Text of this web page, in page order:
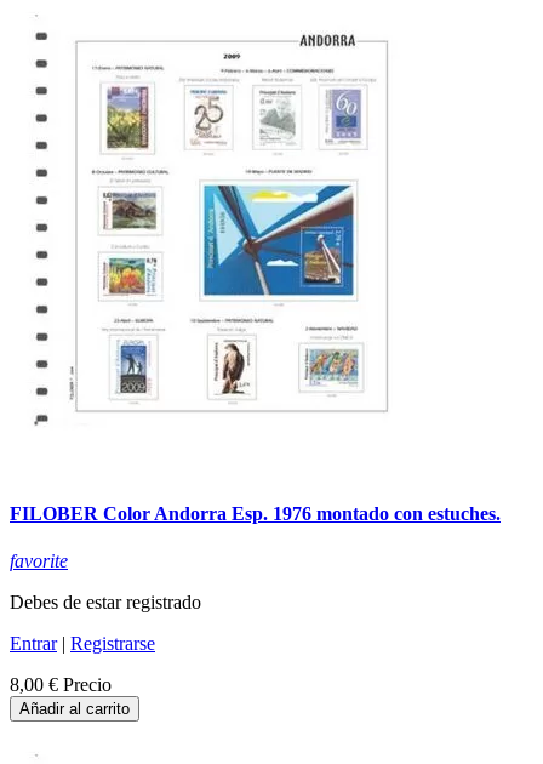
FILOBER Color Andorra Esp. 1976 montado con estuches.
favorite
Debes de estar registrado
Entrar| Registrarse
8,00 € Precio
Añadir al carrito